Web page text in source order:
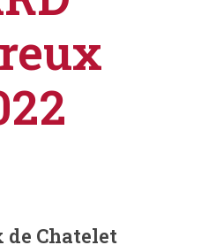
de Chatelet